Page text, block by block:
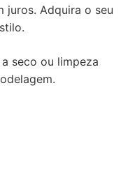
juros. Adquira o seu
seco ou limpeza